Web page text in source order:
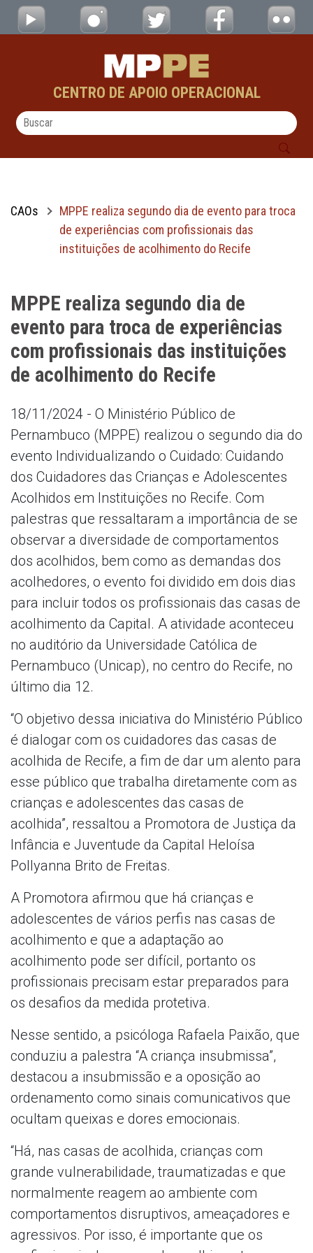
Pular para o Conteúdo principal
MPPE realiza segundo dia de evento para
CENTRO DE APOIO OPERACIONAL
CAOs
MPPE realiza segundo dia de evento para troca
de experiências com profissionais das
instituições de acolhimento do Recife
MPPE realiza segundo dia de
evento para troca de experiências
com profissionais das instituições
de acolhimento do Recife
18/11/2024 - O Ministério Público de
Pernambuco (MPPE) realizou o segundo dia do
evento Individualizando o Cuidado: Cuidando
dos Cuidadores das Crianças e Adolescentes
Acolhidos em Instituições no Recife. Com
palestras que ressaltaram a importância de se
observar a diversidade de comportamentos
dos acolhidos, bem como as demandas dos
acolhedores, o evento foi dividido em dois dias
para incluir todos os profissionais das casas de
acolhimento da Capital. A atividade aconteceu
no auditório da Universidade Católica de
Pernambuco (Unicap), no centro do Recife, no
último dia 12.
“O objetivo dessa iniciativa do Ministério Público
é dialogar com os cuidadores das casas de
acolhida de Recife, a fim de dar um alento para
esse público que trabalha diretamente com as
crianças e adolescentes das casas de
acolhida”, ressaltou a Promotora de Justiça da
Infância e Juventude da Capital Heloísa
Pollyanna Brito de Freitas.
A Promotora afirmou que há crianças e
adolescentes de vários perfis nas casas de
acolhimento e que a adaptação ao
acolhimento pode ser difícil, portanto os
profissionais precisam estar preparados para
os desafios da medida protetiva.
Nesse sentido, a psicóloga Rafaela Paixão, que
conduziu a palestra “A criança insubmissa”,
destacou a insubmissão e a oposição ao
ordenamento como sinais comunicativos que
ocultam queixas e dores emocionais.
“Há, nas casas de acolhida, crianças com
grande vulnerabilidade, traumatizadas e que
normalmente reagem ao ambiente com
comportamentos disruptivos, ameaçadores e
agressivos. Por isso, é importante que os